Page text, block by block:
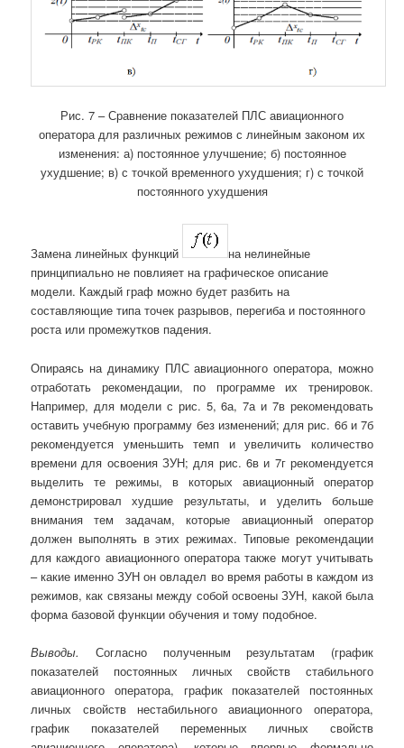
Рис. 7 – Сравнение показателей ПЛС авиационного
оператора для различных режимов с линейным законом их
изменения: а) постоянное улучшение; б) постоянное
ухудшение; в) с точкой временного ухудшения; г) с точкой
постоянного ухудшения
Замена линейных функций
на нелинейные
принципиально не повлияет на графическое описание
модели. Каждый граф можно будет разбить на
составляющие типа точек разрывов, перегиба и постоянного
роста или промежутков падения.
Опираясь на динамику ПЛС авиационного оператора, можно
отработать рекомендации, по программе их тренировок.
Например, для модели с рис. 5, 6а, 7а и 7в рекомендовать
оставить учебную программу без изменений; для рис. 6б и 7б
рекомендуется уменьшить темп и увеличить количество
времени для освоения ЗУН; для рис. 6в и 7г рекомендуется
выделить те режимы, в которых авиационный оператор
демонстрировал худшие результаты, и уделить больше
внимания тем задачам, которые авиационный оператор
должен выполнять в этих режимах. Типовые рекомендации
для каждого авиационного оператора также могут учитывать
– какие именно ЗУН он овладел во время работы в каждом из
режимов, как связаны между собой освоены ЗУН, какой была
форма базовой функции обучения и тому подобное.
Выводы.
Согласно полученным результатам (график
показателей постоянных личных свойств стабильного
авиационного оператора, график показателей постоянных
личных свойств нестабильного авиационного оператора,
график показателей переменных личных свойств